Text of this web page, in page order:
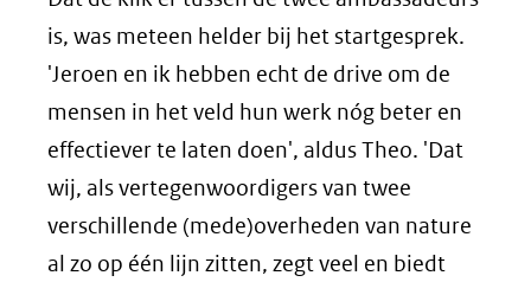
is, was meteen helder bij het startgesprek.
'Jeroen en ik hebben echt de drive om de
mensen in het veld hun werk nóg beter en
effectiever te laten doen', aldus Theo. 'Dat
wij, als vertegenwoordigers van twee
verschillende (mede)overheden van nature
al zo op één lijn zitten, zegt veel en biedt